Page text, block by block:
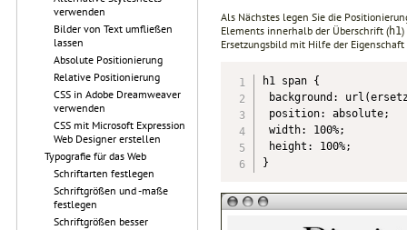
verwenden
Bilder von Text umfließen
lassen
Absolute Positionierung
Relative Positionierung
CSS in Adobe Dreamweaver
verwenden
CSS mit Microsoft Expression
Web Designer erstellen
Typografie für das Web
Schriftarten festlegen
Schriftgrößen und -maße
festlegen
Schriftgrößen besser
Als Nächstes legen Sie die
Elements innerhalb der Überschrift (h1
Ersetzungsbild mit Hilfe der Eigenschaft
h1 span {
background:
position: absolute;
width: 100%;
height: 100%;
}